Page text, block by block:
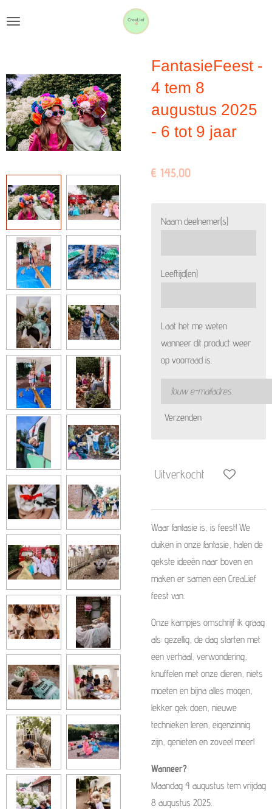
hoofdinhoud
FantasieFeest -
4 tem 8
augustus 2025
- 6 tot 9 jaar
€ 145,00
Naam deelnemer(s)
Leeftijd(en)
Laat het me weten
wanneer dit product weer
op voorraad is.
Verzenden
Uitverkocht
Waar fantasie is, is feest! We
duiken in onze fantasie, halen de
gekste ideeën naar boven en
maken er samen een CreaLief
feest van.
Onze kampjes omschrijf ik graag
als: gezellig, de dag starten met
een verhaal, verwondering,
knuffelen met onze dieren, niets
moeten en bijna alles mogen,
lekker gek doen, nieuwe
technieken leren, eigenzinnig
zijn, genieten en zoveel meer!
Wanneer?
Maandag 4 augustus tem vrijdag
8 augustus 2025.